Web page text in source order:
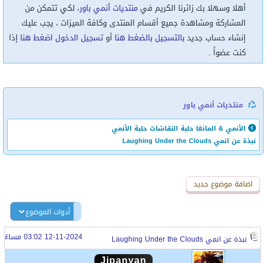
أهلا وسهلا بك زائرنا الكريم فيمنتديات أنمي باور، لكي تتمكن من
المشاركة ومشاهدة جميع أقسام المنتدى وكافة الميزات ، يجب عليك
إنشاء حساب جديد بالتسجيل بالضغط هنا أوتسجيل الدخول اضغط هنا إذا
كنت عضواً .
منتديات أنمي باور
الأنمي & المانغا حلبة النقاشات حلبة الأنمي
نبذة عن انمي Laughing Under the Clouds
اضافة رد جديد
اضافة موضوع جديد
أدوات الموضوع
نبذة عن انمي Laughing Under the Clouds 12-11-2024 03:02 مساءً